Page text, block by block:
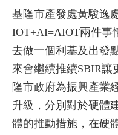
基隆市產發處黃駿逸
IOT+AI=AIOT兩件事
去做一個利基及出發
來會繼續推續SBIR讓
隆市政府為振興產業
升級，分別對於硬體
體的推動措施，在硬